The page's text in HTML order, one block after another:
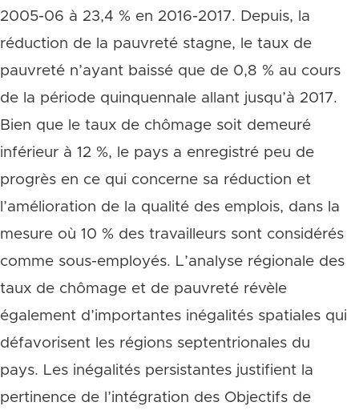
2005-06 à 23,4 % en 2016-2017. Depuis, la
réduction de la pauvreté stagne, le taux de
pauvreté n’ayant baissé que de 0,8 % au cours
de la période quinquennale allant jusqu’à 2017.
Bien que le taux de chômage soit demeuré
inférieur à 12 %, le pays a enregistré peu de
progrès en ce qui concerne sa réduction et
l’amélioration de la qualité des emplois, dans la
mesure où 10 % des travailleurs sont considérés
comme sous-employés. L’analyse régionale des
taux de chômage et de pauvreté révèle
également d’importantes inégalités spatiales qui
défavorisent les régions septentrionales du
pays. Les inégalités persistantes justifient la
pertinence de l’intégration des Objectifs de